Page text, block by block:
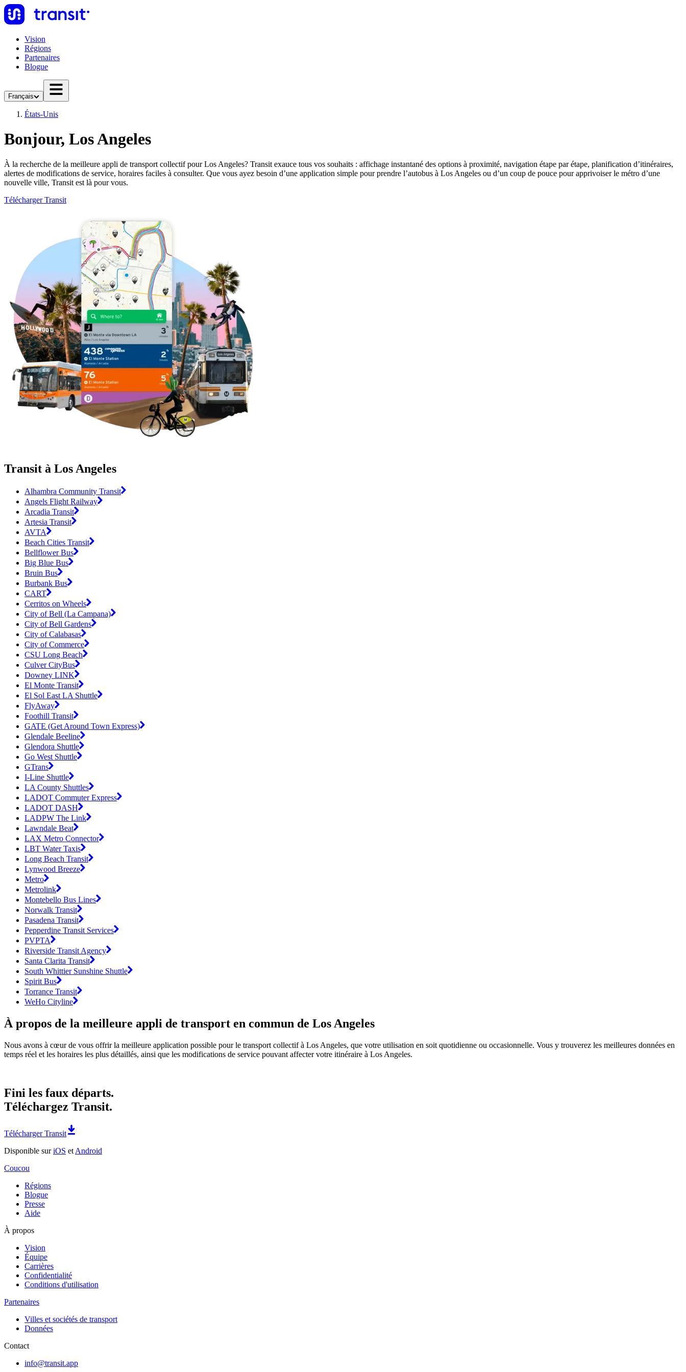
Vision
Régions
Partenaires
Blogue
Français
États-Unis
Bonjour, Los Angeles
À la recherche de la meilleure appli de transport collectif pour Los Angeles? Transit exauce tous vos souhaits : affichage instantané des options à proximité, navigation étape par étape, planification d’itinéraires,
alertes de modifications de service, horaires faciles à consulter. Que vous ayez besoin d’une application simple pour prendre l’autobus à Los Angeles ou d’un coup de pouce pour apprivoiser le métro d’une
nouvelle ville, Transit est là pour vous.
Télécharger Transit
Transit à Los Angeles
Alhambra Community Transit
Angels Flight Railway
Arcadia Transit
Artesia Transit
AVTA
Beach Cities Transit
Bellflower Bus
Big Blue Bus
Bruin Bus
Burbank Bus
CART
Cerritos on Wheels
City of Bell (La Campana)
City of Bell Gardens
City of Calabasas
City of Commerce
CSU Long Beach
Culver CityBus
Downey LINK
El Monte Transit
El Sol East LA Shuttle
FlyAway
Foothill Transit
GATE (Get Around Town Express)
Glendale Beeline
Glendora Shuttle
Go West Shuttle
GTrans
I-Line Shuttle
LA County Shuttles
LADOT Commuter Express
LADOT DASH
LADPW The Link
Lawndale Beat
LAX Metro Connector
LBT Water Taxis
Long Beach Transit
Lynwood Breeze
Metro
Metrolink
Montebello Bus Lines
Norwalk Transit
Pasadena Transit
Pepperdine Transit Services
PVPTA
Riverside Transit Agency
Santa Clarita Transit
South Whittier Sunshine Shuttle
Spirit Bus
Torrance Transit
WeHo Cityline
À propos de la meilleure appli de transport en commun de Los Angeles
Nous avons à cœur de vous offrir la meilleure application possible pour le transport collectif à Los Angeles, que votre utilisation en soit quotidienne ou occasionnelle. Vous y trouverez les meilleures données en
temps réel et les horaires les plus détaillés, ainsi que les modifications de service pouvant affecter votre itinéraire à Los Angeles.
Fini les faux départs.
Téléchargez Transit.
Télécharger Transit
Disponible suriOS et Android
Coucou
Régions
Blogue
Presse
Aide
À propos
Vision
Équipe
Carrières
Confidentialité
Conditions d'utilisation
Partenaires
Villes et sociétés de transport
Données
Contact
info@transit.app